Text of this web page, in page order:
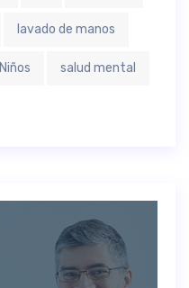
lavado de manos
Niños salud mental